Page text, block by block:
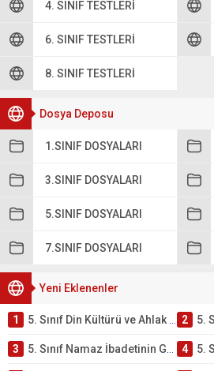
4. SINIF TESTLERI
6. SINIF TESTLERI
8. SINIF TESTLERI
Dosya Deposu
1.SINIF DOSYALARI
3.SINIF DOSYALARI
5.SINIF DOSYALARI
7.SINIF DOSYALARI
Yeni Eklenenler
1 5. Sınıf Din Kültürü ve Ahlak Bilgisi 2. Ünite: Namaz İbadeti Çalışmaları 2 5.
3 5. Sınıf Namaz İbadetinin Getirdiği Faydalar Testi 4 5.